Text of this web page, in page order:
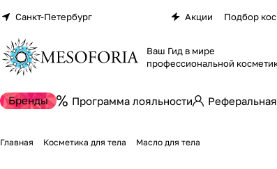
Санкт-Петербург Акции Подбор
Ваш Гид в мире
профессиональной
Бренды Программа лояльности
Главная Косметика для тела Масло для тела